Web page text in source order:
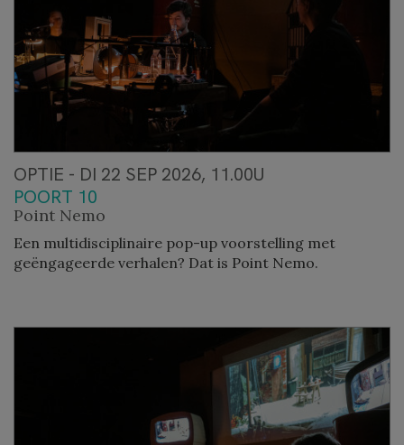
OPTIE - DI 22 SEP 2026, 11.00U
POORT 10
Point Nemo
Een multidisciplinaire pop-up voorstelling met
geëngageerde verhalen? Dat is Point Nemo.